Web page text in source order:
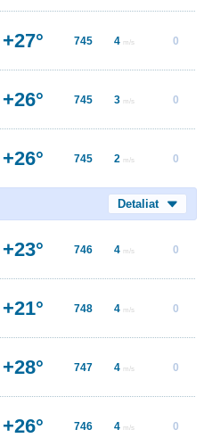
+27° 745 4 m/s 0
+26° 745 3 m/s 0
+26° 745 2 m/s 0
Detaliat
+23° 746 4 m/s 0
+21° 748 4 m/s 0
+28° 747 4 m/s 0
+26° 746 4 m/s 0